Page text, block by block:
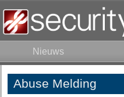
Nieuws
Abuse Melding